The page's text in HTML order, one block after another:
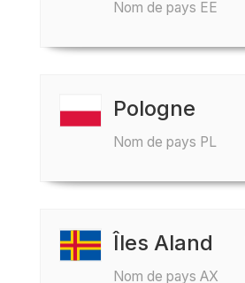
Nom de pays EE
Pologne
Nom de pays PL
Îles Aland
Nom de pays AX